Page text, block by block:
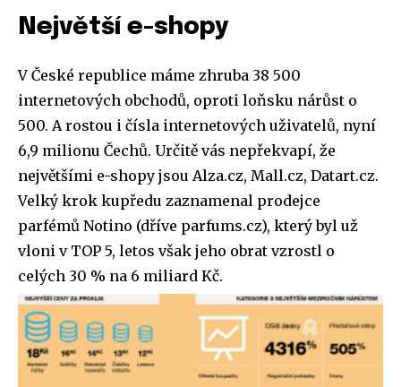
Největší e-shopy
V České republice máme zhruba 38 500
internetových obchodů, oproti loňsku nárůst o
500. A rostou i čísla internetových uživatelů, nyní
6,9 milionu Čechů. Určitě vás nepřekvapí, že
největšími e-shopy jsou Alza.cz, Mall.cz, Datart.cz.
Velký krok kupředu zaznamenal prodejce
parfémů Notino (dříve parfums.cz), který byl už
vloni v TOP 5, letos však jeho obrat vzrostl o
celých 30 % na 6 miliard Kč.